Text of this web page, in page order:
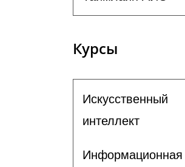
Курсы
Искусственный
интеллект
Информационная